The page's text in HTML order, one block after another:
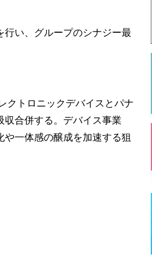
い、グループのシナジー最
クトロニックデバイスとパナ
合併する。デバイス事業
一体感の醸成を加速する狙